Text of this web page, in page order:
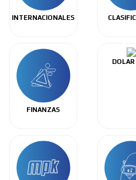
INTERNACIONALES
FINANZAS